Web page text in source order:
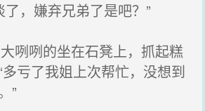
，嫌弃兄弟了是吧？”
咧咧的坐在石凳上，抓起糕
亏了我姐上次帮忙，没想到
”